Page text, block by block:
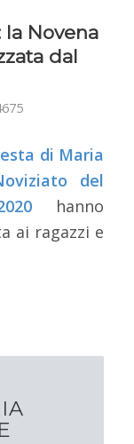
la Novena
dal
di Maria
del
hanno
ai ragazzi e